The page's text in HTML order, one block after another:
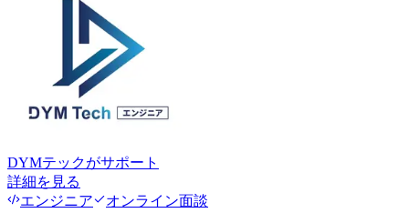
DYMテックがサポート
詳細を見る
エンジニア
オンライン面談